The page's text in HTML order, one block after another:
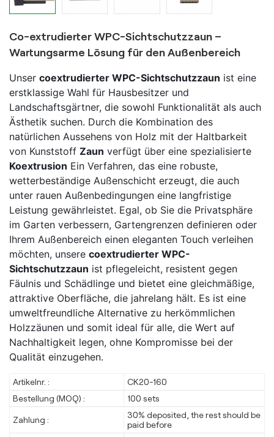
Co-extrudierter WPC-Sichtschutzzaun –
Wartungsarme Lösung für den Außenbereich
Unser coextrudierter WPC-Sichtschutzzaun ist eine
erstklassige Wahl für Hausbesitzer und
Landschaftsgärtner, die sowohl Funktionalität als auch
Ästhetik suchen. Durch die Kombination des
natürlichen Aussehens von Holz mit der Haltbarkeit
von Kunststoff Zaun verfügt über eine spezialisierte
Koextrusion Ein Verfahren, das eine robuste,
wetterbeständige Außenschicht erzeugt, die auch
unter rauen Außenbedingungen eine langfristige
Leistung gewährleistet. Egal, ob Sie die Privatsphäre
im Garten verbessern, Gartengrenzen definieren oder
Ihrem Außenbereich einen eleganten Touch verleihen
möchten, unsere coextrudierter WPC-
Sichtschutzzaun ist pflegeleicht, resistent gegen
Fäulnis und Schädlinge und bietet eine gleichmäßige,
attraktive Oberfläche, die jahrelang hält. Es ist eine
umweltfreundliche Alternative zu herkömmlichen
Holzzäunen und somit ideal für alle, die Wert auf
Nachhaltigkeit legen, ohne Kompromisse bei der
Qualität einzugehen.
Artikelnr. :
CK20-160
Bestellung (MOQ) :
100 sets
Zahlung :
30% deposited, the rest should be
paid before